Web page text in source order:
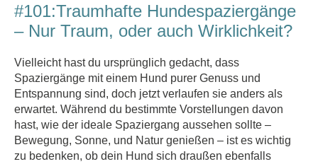
#101:Traumhafte Hundespaziergänge
– Nur Traum, oder auch Wirklichkeit?
Vielleicht hast du ursprünglich gedacht, dass
Spaziergänge mit einem Hund purer Genuss und
Entspannung sind, doch jetzt verlaufen sie anders als
erwartet. Während du bestimmte Vorstellungen davon
hast, wie der ideale Spaziergang aussehen sollte –
Bewegung, Sonne, und Natur genießen – ist es wichtig
zu bedenken, ob dein Hund sich draußen ebenfalls